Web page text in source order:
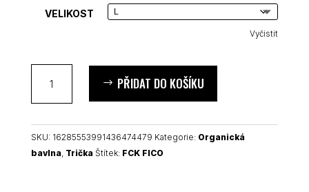
VELIKOST
Vyčistit
FICO
unisex
tričko
množství
PŘIDAT DO KOŠÍKU
SKU: 16285553991436474479 Kategorie: Organická
bavlna Trička Štítek: FCK FICO